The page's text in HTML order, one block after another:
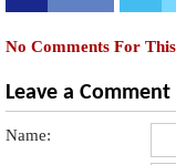
No Comments For
Leave a Comment
Name: